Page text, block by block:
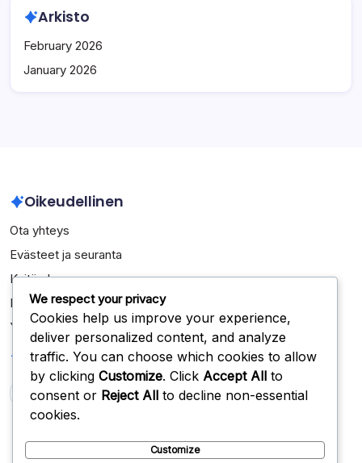
Arkisto
February 2026
January 2026
Oikeudellinen
Ota yhteys
Evästeet ja seuranta
Keitä olemme
Käyttäjäsopimus
Yksityisyytesi
Haku
We respect your privacy
Cookies help us improve your experience,
deliver personalized content, and analyze
traffic. You can choose which cookies to allow
by clicking Customize. Click Accept All to
consent or Reject All to decline non-essential
cookies.
Customize